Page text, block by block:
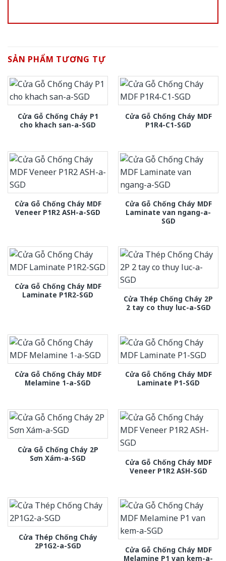
SẢN PHẨM TƯƠNG TỰ
Cửa Gỗ Chống Cháy P1
cho khach san-a-SGD
Cửa Gỗ Chống Cháy MDF
P1R4-C1-SGD
Cửa Gỗ Chống Cháy MDF
Veneer P1R2 ASH-a-SGD
Cửa Gỗ Chống Cháy MDF
Laminate van ngang-a-
SGD
Cửa Gỗ Chống Cháy MDF
Laminate P1R2-SGD
Cửa Thép Chống Cháy 2P
2 tay co thuy luc-a-SGD
Cửa Gỗ Chống Cháy MDF
Melamine 1-a-SGD
Cửa Gỗ Chống Cháy MDF
Laminate P1-SGD
Cửa Gỗ Chống Cháy 2P
Sơn Xám-a-SGD
Cửa Gỗ Chống Cháy MDF
Veneer P1R2 ASH-SGD
Cửa Thép Chống Cháy
2P1G2-a-SGD
Cửa Gỗ Chống Cháy MDF
Melamine P1 van kem-a-